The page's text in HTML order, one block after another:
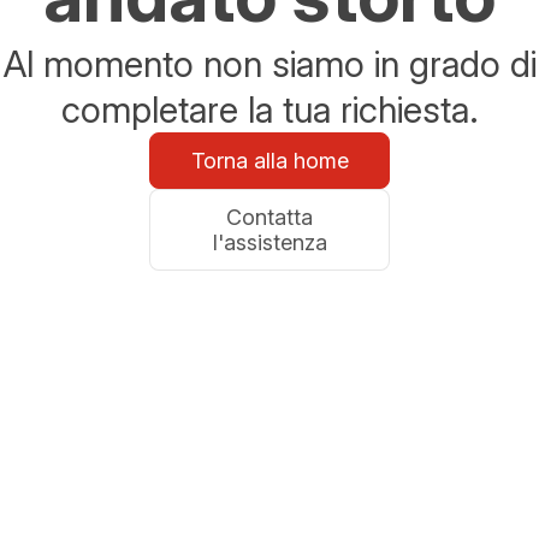
Al momento non siamo in grado di
completare la tua richiesta.
Torna alla home
Contatta
l'assistenza